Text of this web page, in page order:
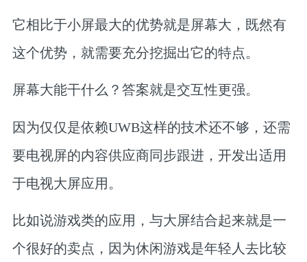
它相比于小屏最大的优势就是屏幕大，既然有
这个优势，就需要充分挖掘出它的特点。
屏幕大能干什么？答案就是交互性更强。
因为仅仅是依赖UWB这样的技术还不够，还需
要电视屏的内容供应商同步跟进，开发出适用
于电视大屏应用。
比如说游戏类的应用，与大屏结合起来就是一
个很好的卖点，因为休闲游戏是年轻人去比较